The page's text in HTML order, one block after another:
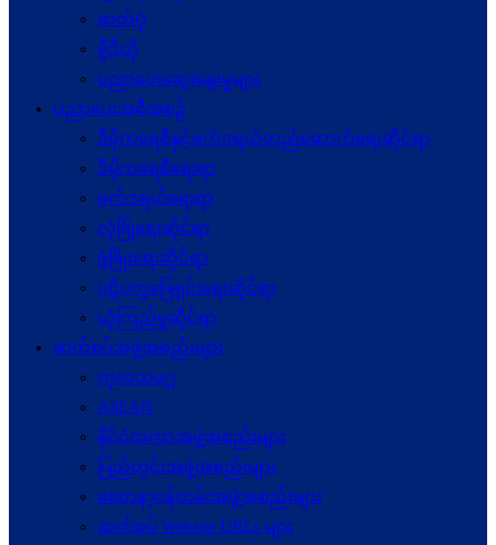
ဓာတ်ပုံ
ဗွီဒီယို
ပညာပေးဆွေးနွေးမှုများ
ပညာပေးအစီအစဉ်
ဒီမိုကရေစီနှင့်ဖက်ဒရယ်တည်ဆောက်ရေးဆိုင်ရာ
ဒီမိုကရေစီရေးရာ
ဖက်ဒရယ်ရေးရာ
လုံခြုံရေးဆိုင်ရာ
ဖွံဖြိုးရေးဆိုင်ရာ
ပဋိပက္ခ‌ဖြေရှင်းရေးဆိုင်ရာ
ယုံကြည်မှုဆိုင်ရာ
ဆက်စပ်အဖွဲ့အစည်းများ
ကုလသမဂ္ဂ
ASEAN
နိုင်ငံတကာအဖွဲ့အစည်းများ
ပြည်တွင်းအဖွဲ့အစည်းများ
စေတနာ့ဝန်ထမ်းအဖွဲ့အစည်းများ
ဆက်စပ် Website URLs များ